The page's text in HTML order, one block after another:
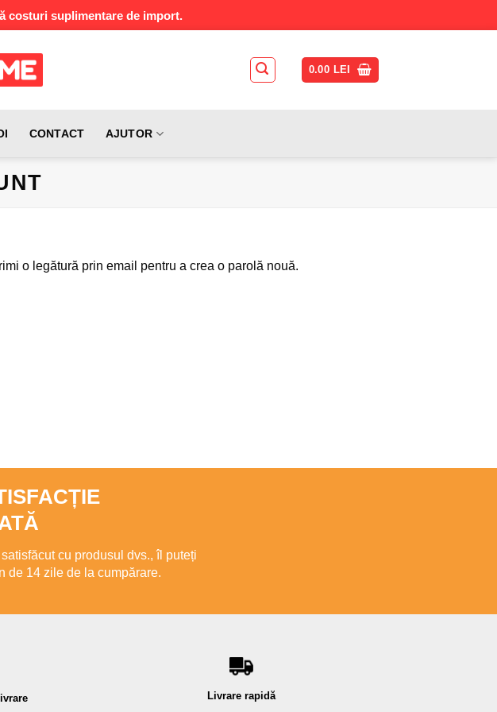
costuri suplimentare de import.
0.00 LEI
CONTACT AJUTOR
o legătură prin email pentru a crea o parolă nouă.
cu produsul dvs., îl puteți
de 14 zile de la cumpărare.
Livrare rapidă